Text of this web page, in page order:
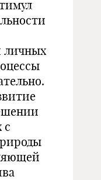
личных
с